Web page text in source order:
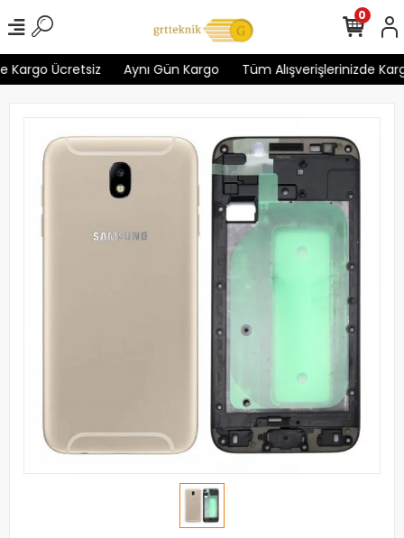
Kargo Ücretsiz Aynı Gün Kargo Tüm Alışverişlerinizde
0